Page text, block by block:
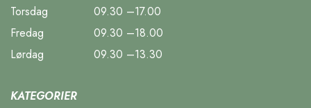
Torsdag
09.30 –17.00
Fredag
09.30 –18.00
Lørdag
09.30 –13.30
KATEGORIER